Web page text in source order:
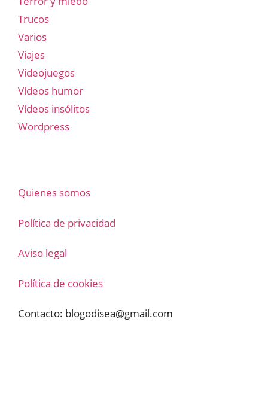
Trucos
Varios
Viajes
Videojuegos
Vídeos humor
Vídeos insólitos
Wordpress
Quienes somos
Política de privacidad
Aviso legal
Política de cookies
Contacto: blogodisea@gmail.com